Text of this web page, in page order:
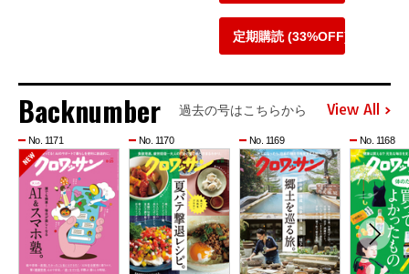
定期購読 (33%OFF)
Backnumber 過去の号はこちらから View All
No. 1171 No. 1170 No. 1169 No. 1168